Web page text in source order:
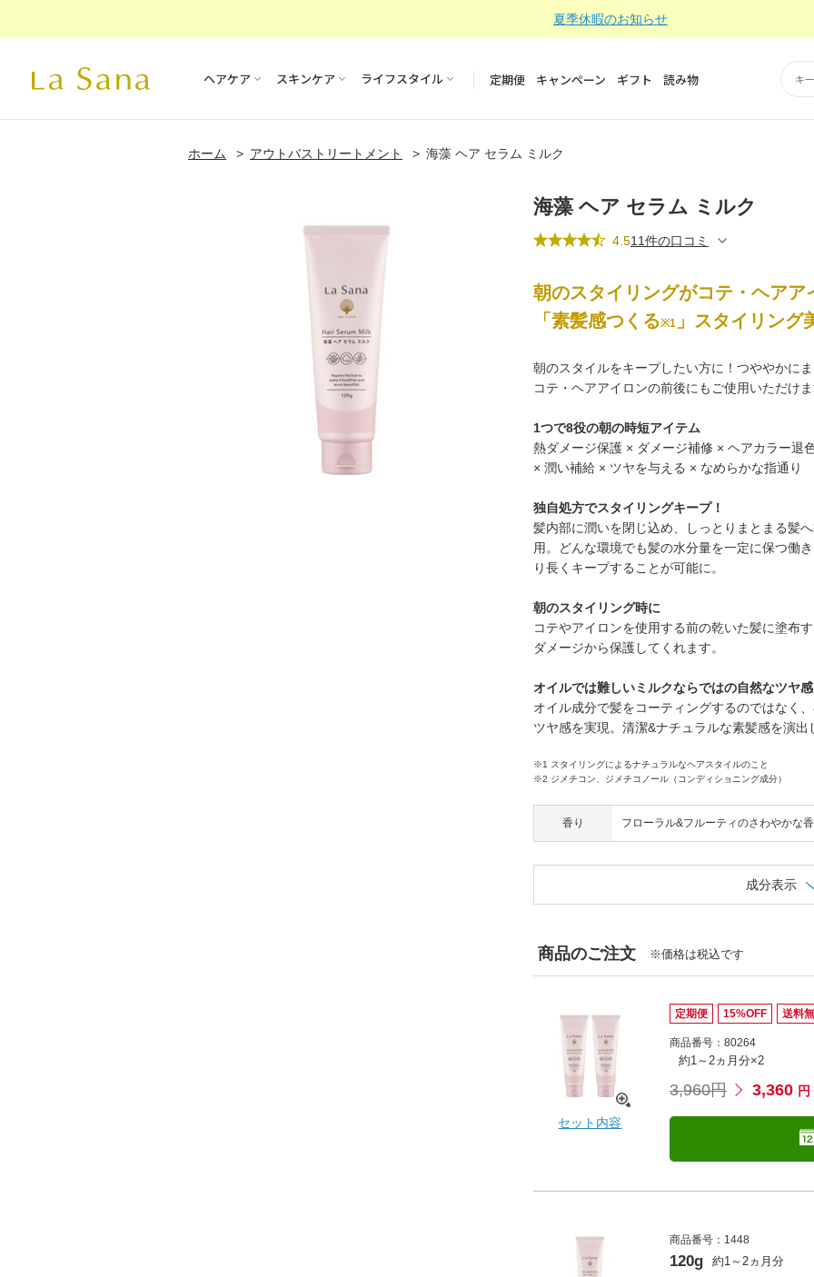
夏季休暇のお知らせ
ヘアケア スキンケア ライフスタイル 定期便 キャンペーン ギフト 読み物
ホーム アウトバストリートメント 海藻 ヘア セラム ミルク
海藻 ヘア セラム ミルク
4.511件の口コミ
朝のスタイリングがコテ・ヘアア
「素髪感つくる※1 」スタイリング
朝のスタイルをキープしたい方に！つややかに
コテ・ヘアアイロンの前後にもご使用いただけま
1つで8役の朝の時短アイテム
熱ダメージ保護 × ダメージ補修 × ヘアカラー退
× 潤い補給 × ツヤを与える × なめらかな指通り
独自処方でスタイリングキープ！
髪内部に潤いを閉じ込め、しっとりまとまる髪
用。どんな環境でも髪の水分量を一定に保つ働
り長くキープすることが可能に。
朝のスタイリング時に
コテやアイロンを使用する前の乾いた髪に塗布
ダメージから保護してくれます。
オイルでは難しいミルクならではの自然なツヤ感
オイル成分で髪をコーティングするのではなく
ツヤ感を実現。清潔&ナチュラルな素髪感を演出
※1 スタイリングによるナチュラルなヘアスタイルのこと
※2 ジメチコン、ジメチコノール（コンディショニング成分）
香り フローラル&フルーティのさわやかな香
成分表示
商品のご注文 ※価格は税込です
セット内容
定期便 15%OFF 送料
商品番号：80264
約1～2ヵ月分×2
3,960円 3,360 円
商品番号：1448
120g 約1～2ヵ月分